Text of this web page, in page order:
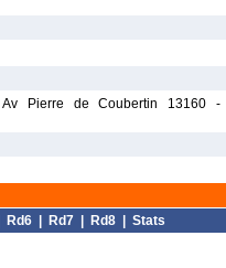
Pierre de Coubertin 13160
Rd6 Rd7 Rd8 Stats